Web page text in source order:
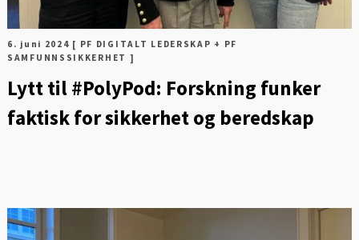
6. juni 2024 [ PF DIGITALT LEDERSKAP + PF
SAMFUNNSSIKKERHET ]
Lytt til #PolyPod: Forskning funker
faktisk for sikkerhet og beredskap